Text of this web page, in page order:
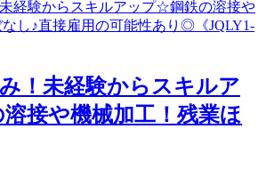
！未経験からスキルア
接や機械加工！残業ほ